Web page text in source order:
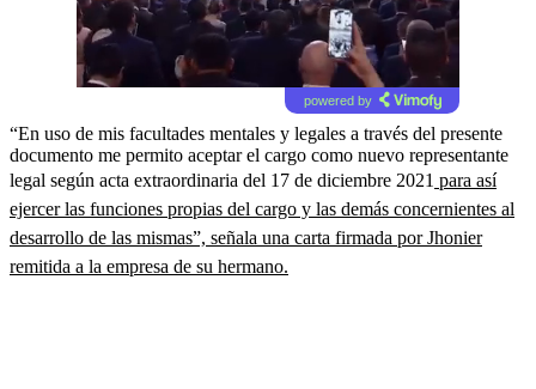
powered by
“En uso de mis facultades mentales y legales a través del presente
documento me permito aceptar el cargo como nuevo representante
legal según acta extraordinaria del 17 de diciembre 2021 para así
ejercer las funciones propias del cargo y las demás concernientes al
desarrollo de las mismas”, señala una carta firmada por Jhonier
remitida a la empresa de su hermano.